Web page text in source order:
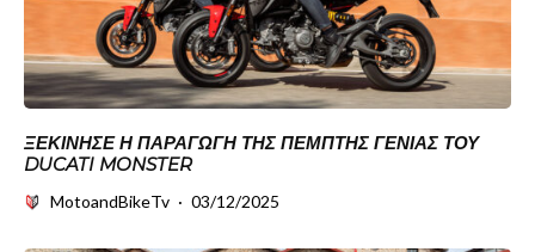
ΞΕΚΊΝΗΣΕ Η ΠΑΡΑΓΩΓΉ ΤΗΣ ΠΈΜΠΤΗΣ ΓΕΝΙΆΣ ΤΟΥ
DUCATI MONSTER
MotoandBikeTv · 03/12/2025